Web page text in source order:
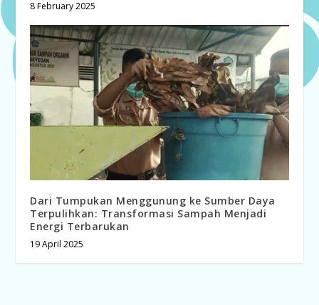
8 February 2025
Dari Tumpukan Menggunung ke Sumber Daya
Terpulihkan: Transformasi Sampah Menjadi
Energi Terbarukan
19 April 2025